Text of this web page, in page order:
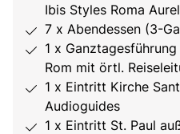
Ibis Styles Roma
7 x Abendessen (3-
1 x
Rom mit örtl.
1 x Eintritt Kirche
Audioguides
1 x Eintritt St. Paul